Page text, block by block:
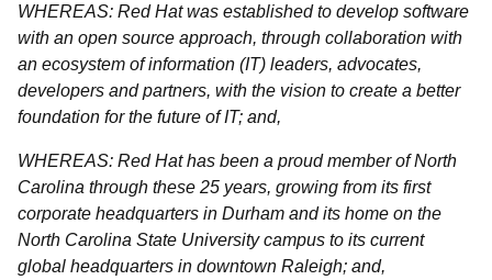
WHEREAS: Red Hat was established to develop software
with an open source approach, through collaboration with
an ecosystem of information (IT) leaders, advocates,
developers and partners, with the vision to create a better
foundation for the future of IT; and,
WHEREAS: Red Hat has been a proud member of North
Carolina through these 25 years, growing from its first
corporate headquarters in Durham and its home on the
North Carolina State University campus to its current
global headquarters in downtown Raleigh; and,